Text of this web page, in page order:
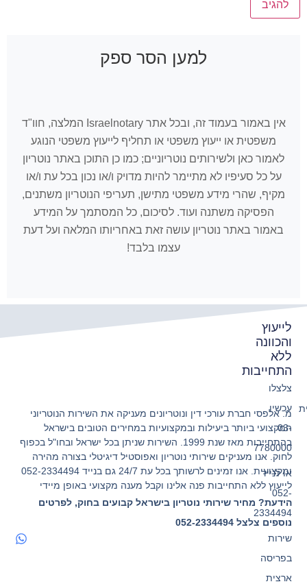
למען הסר ספק
אין באמור בעמוד זה, ובכל אתר Israelnotary המלצה, חוו"ד
משפטית או ייעוץ משפטי או תחליף לייעוץ משפטי הנוגע
לאמור כאן ולשירותים נוטריוניים; כמו כן התוכן באתר נוטריון
על כל סעיפיו לא מתיימר להיות מדויק ו/או נכון בכל עת ו/או
מקיף, שהרי מידע משפטי מתישן, תעריפי הנוטריון משתנים,
הפסיקה משתנה ועוד. לסיכום, כל המסתמך על המידע
באמור באתר נוטריון עושה זאת באחריותו המלאה ועל דעת
עצמו בלבד!
מ. אלפסי חברת עורכי דין ונוטריונים מעניקה את השירות הנוטריוני
המקצועי ביותר ביעילות ובמקצועיות במחירים הטובים בישראל
בהתחייבות מאז שנת 1999. השירות שניתן בכל ישראל ובחו"ל בכפוף
לחוק. אנו מעניקים שירותי נוטריון ואפוסטיל דיגיטלי בצורה מהירה
ומקצועית. אנו זמינים לרשותך בכל עת 24/7 גם בנייד 052-2334494
לייעוץ ללא התחייבות פנה אלינו וקבל מענה מקצועי באופן מיידי
הידעת? מחיר שירותי נוטריון בישראל קבועים בחוק, לפרטים
נוספים צלצל 052-2334494
לייעוץ
והכוונה
ללא
התחייבות
צלצלו
עכשיו
03-
7780000
או לנייד
052-
2334494
שירות
בפריסה
ארצית